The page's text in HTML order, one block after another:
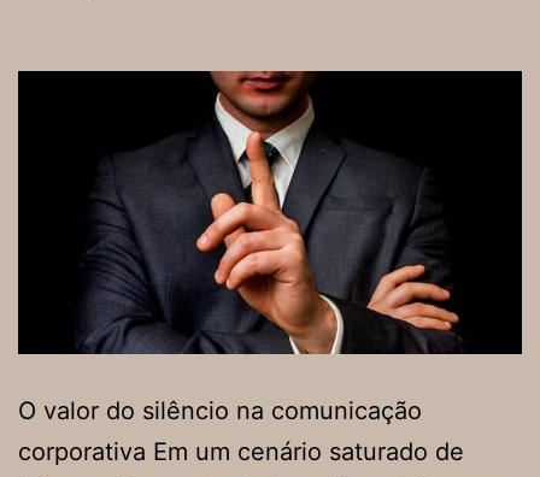
O valor do silêncio na comunicação
corporativa Em um cenário saturado de